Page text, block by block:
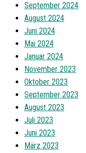
September 2024
August 2024
Juni 2024
Mai 2024
Januar 2024
November 2023
Oktober 2023
September 2023
August 2023
Juli 2023
Juni 2023
März 2023